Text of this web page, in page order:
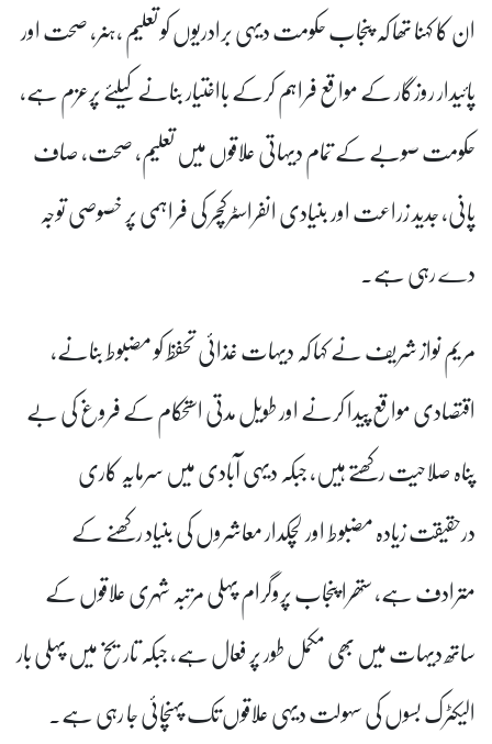
ان کا کہنا تھا کہ پنجاب حکومت دیہی برادریوں کو تعلیم ،ہنر، صحت اور
پائیدار روزگار کے مواقع فراہم کرکے بااختیار بنانے کیلئے پرعزم ہے،
حکومت صوبے کے تمام دیہاتی علاقوں میں تعلیم، صحت، صاف
پانی، جدید زراعت اور بنیادی انفراسٹرکچر کی فراہمی پر خصوصی توجہ
دے رہی ہے۔
مریم نواز شریف نے کہا کہ دیہات غذائی تحفظ کو مضبوط بنانے،
اقتصادی مواقع پیدا کرنے اور طویل مدتی استحکام کے فروغ کی بے
پناہ صلاحیت رکھتے ہیں، جبکہ دیہی آبادی میں سرمایہ کاری
درحقیقت زیادہ مضبوط اور لچکدار معاشروں کی بنیاد رکھنے کے
مترادف ہے، ستھرا پنجاب پروگرام پہلی مرتبہ شہری علاقوں کے
ساتھ دیہات میں بھی مکمل طور پر فعال ہے، جبکہ تاریخ میں پہلی بار
الیکٹرک بسوں کی سہولت دیہی علاقوں تک پہنچائی جا رہی ہے۔